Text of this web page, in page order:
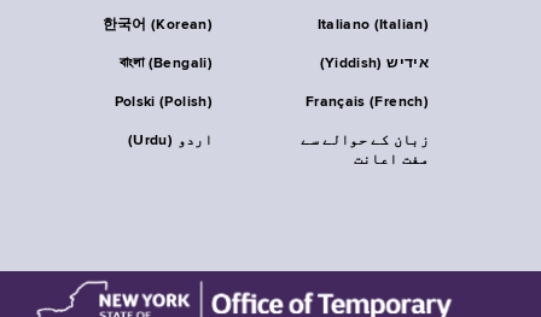
한국어 (Korean) Italiano (Italian)
বাংলা (Bengali) אידיש (Yiddish)
Polski (Polish) Français (French)
اردو (Urdu)
زبان کے حوالے سے
مفت اعانت